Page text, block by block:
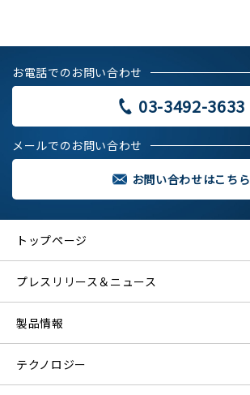
お電話でのお問い合わせ
03-3492-3633
メールでのお問い合わせ
お問い合わせはこちら
トップページ
プレスリリース＆ニュース
製品情報
テクノロジー